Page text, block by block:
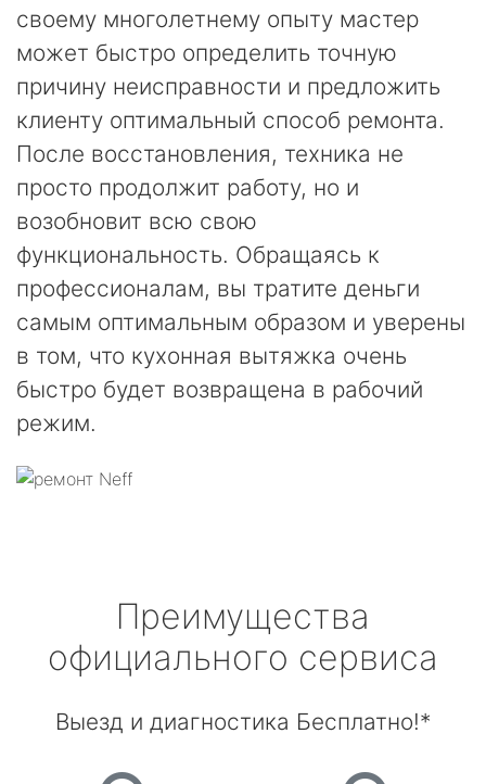
своему многолетнему опыту мастер
может быстро определить точную
причину неисправности и предложить
клиенту оптимальный способ ремонта.
После восстановления, техника не
просто продолжит работу, но и
возобновит всю свою
функциональность. Обращаясь к
профессионалам, вы тратите деньги
самым оптимальным образом и уверены
в том, что кухонная вытяжка очень
быстро будет возвращена в рабочий
режим.
Преимущества
официального сервиса
Выезд и диагностика Бесплатно!*